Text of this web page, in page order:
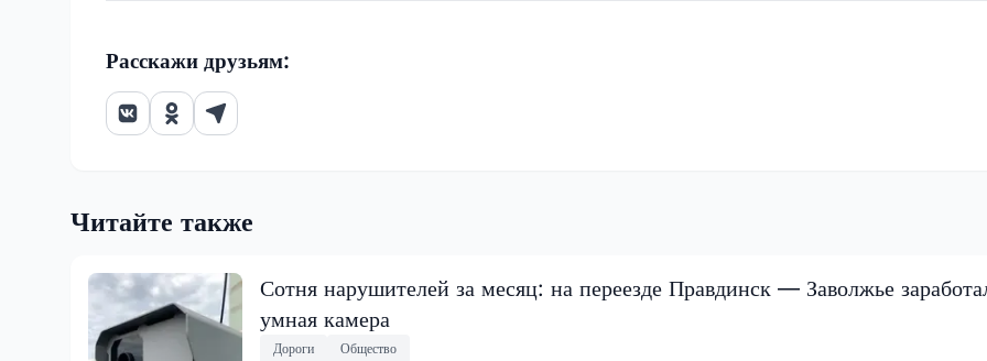
Расскажи друзьям:
Читайте также
Сотня нарушителей за месяц: на переезде Правдинск — Заволжье
умная камера
Дороги Общество